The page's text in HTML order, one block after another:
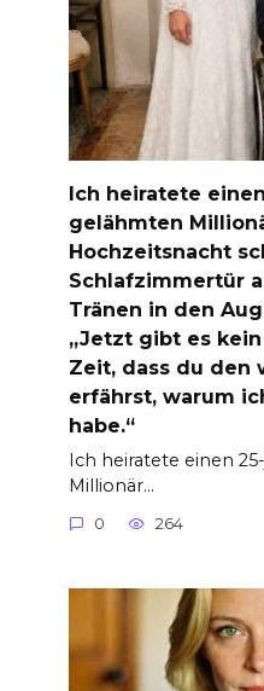
Ich heiratete
gelähmten
Hochzeitsnacht
Schlafzimmertür
Tränen in den
„Jetzt gibt es
Zeit, dass du den
erfährst, warum
habe.“
Ich heiratete einen
Millionär…
0 264